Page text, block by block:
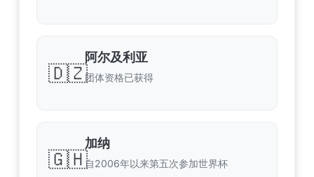
🇩🇿
阿尔及利亚
团体资格已获得
🇬🇭
加纳
自2006年以来第五次参加世界杯